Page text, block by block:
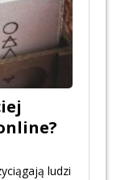
ludzi